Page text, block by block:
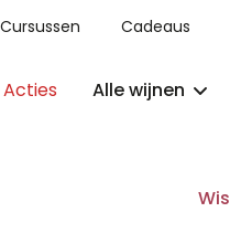
Cursussen Cadeaus
Acties Alle wijnen